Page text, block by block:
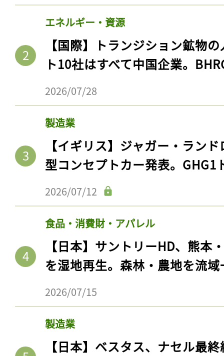
エネルギー・資源
【国際】トランジション鉱物
ト10社はすべて中国企業。
2026/07/28
製造業
【イギリス】ジャガー・ラン
型コンセプトカー発表。GHG1
2026/07/12
食品・消費財・アパレル
【日本】サントリーHD、熊本
を湿地再生。森林・農地を流
2026/07/15
製造業
【日本】ベスタス、ナセル最